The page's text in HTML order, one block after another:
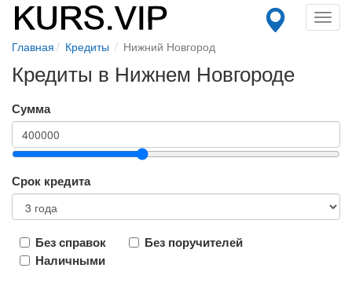
Главная Кредиты Нижний Новгород
Кредиты в Нижнем Новгороде
Сумма
Срок кредита
Без справок
Без поручителей
Наличными